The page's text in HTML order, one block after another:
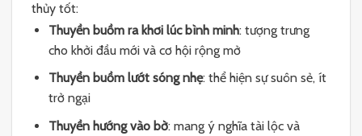
thủy tốt:
Thuyền buồm ra khơi lúc bình minh: tượng trưng
cho khởi đầu mới và cơ hội rộng mở
Thuyền buồm lướt sóng nhẹ: thể hiện sự suôn sẻ, ít
trở ngại
Thuyền hướng vào bờ: mang ý nghĩa tài lộc và